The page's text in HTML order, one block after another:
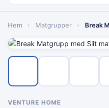
Hem › Matgrupper › Break
VENTURE HOME